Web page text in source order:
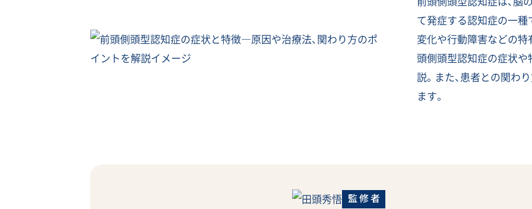
て発症する認知症の一種
変化や行動障害などの特
頭側頭型認知症の症状や
説。また、患者との関わ
ます。
監修者